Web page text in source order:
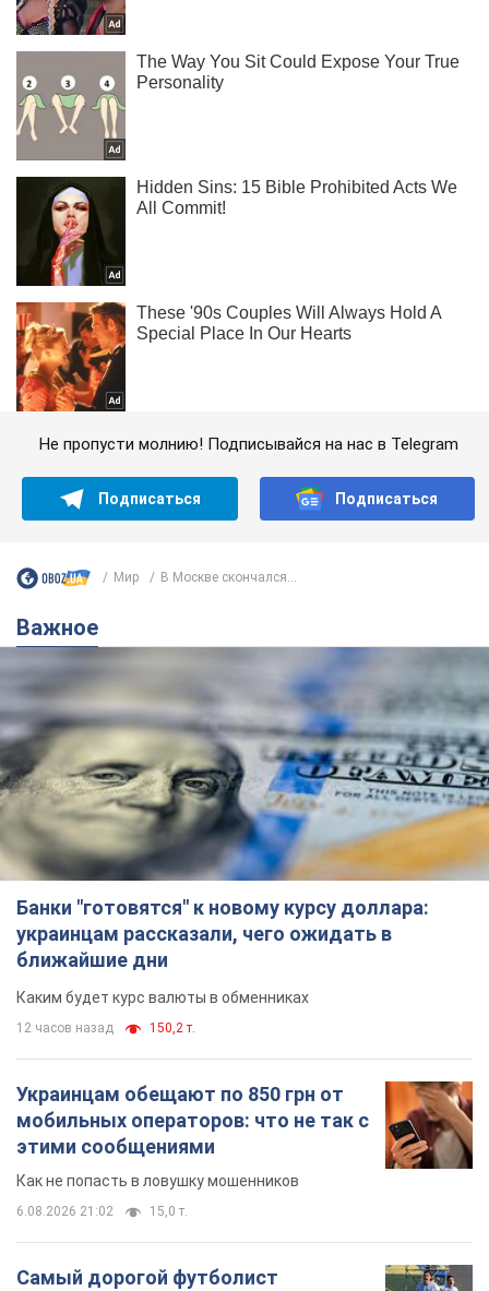
Не пропусти молнию! Подписывайся на нас в Telegram
Подписаться Подписаться
Мир В Москве скончался...
Важное
Банки "готовятся" к новому курсу доллара:
украинцам рассказали, чего ожидать в
ближайшие дни
Каким будет курс валюты в обменниках
12 часов назад 150,2 т.
Украинцам обещают по 850 грн от
мобильных операторов: что не так с
этими сообщениями
Как не попасть в ловушку мошенников
6.08.2026 21:02 15,0 т.
Самый дорогой футболист